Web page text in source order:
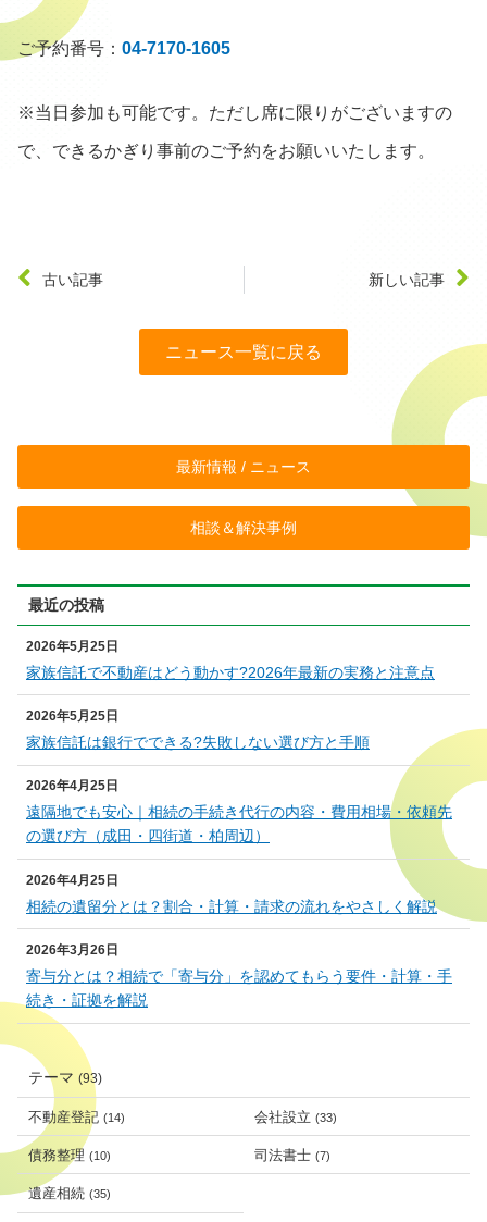
ご予約番号： 04-7170-1605
※当日参加も可能です。ただし席に限りがございますの
で、できるかぎり事前のご予約をお願いいたします。
古い記事 新しい記事
ニュース一覧に戻る
最新情報 / ニュース
相談＆解決事例
最近の投稿
家族信託で不動産はどう動かす?2026年最新の実務と注意点
2026年5月25日
家族信託は銀行でできる?失敗しない選び方と手順
2026年5月25日
遠隔地でも安心｜相続の手続き代行の内容・費用相場・依頼先
の選び方（成田・四街道・柏周辺）
2026年4月25日
相続の遺留分とは？割合・計算・請求の流れをやさしく解説
2026年4月25日
寄与分とは？相続で「寄与分」を認めてもらう要件・計算・手
続き・証拠を解説
2026年3月26日
テーマ (93)
不動産登記 (14) 会社設立 (33)
債務整理 (10) 司法書士 (7)
遺産相続 (35)